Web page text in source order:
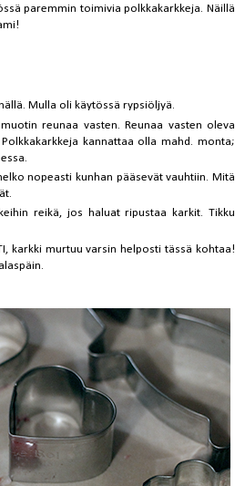
paremmin toimivia polkkakarkkeja. Näillä
Mulla oli käytössä rypsiöljyä.
reunaa vasten. Reunaa vasten oleva
kannattaa olla mahd. monta;
nopeasti kunhan pääsevät vauhtiin. Mitä
reikä, jos haluat ripustaa karkit. Tikku
karkki murtuu varsin helposti tässä kohtaa!